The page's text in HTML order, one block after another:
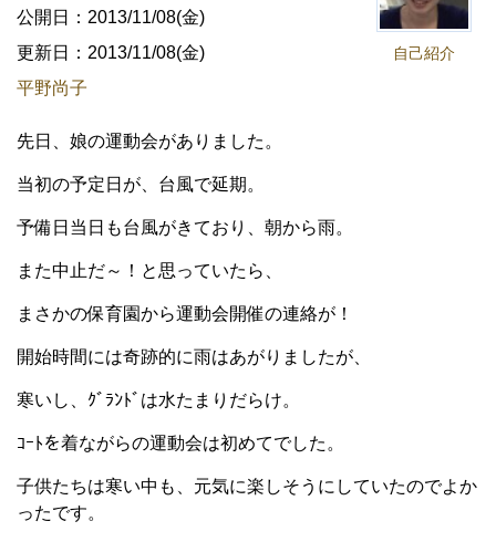
自己紹介
公開日：2013/11/08(金)
更新日：2013/11/08(金)
平野尚子
先日、娘の運動会がありました。
当初の予定日が、台風で延期。
予備日当日も台風がきており、朝から雨。
また中止だ～！と思っていたら、
まさかの保育園から運動会開催の連絡が！
開始時間には奇跡的に雨はあがりましたが、
寒いし、ｸﾞﾗﾝﾄﾞは水たまりだらけ。
ｺｰﾄを着ながらの運動会は初めてでした。
子供たちは寒い中も、元気に楽しそうにしていたのでよか
ったです。